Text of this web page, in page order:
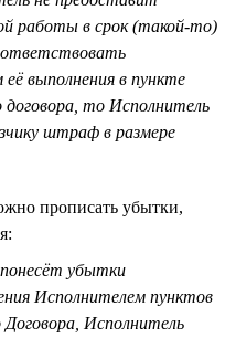
работы в срок (такой-то)
выполнения в пункте
то Исполнитель
штраф в размере
прописать убытки,
понесёт убытки
Исполнителем пунктов
Исполнитель